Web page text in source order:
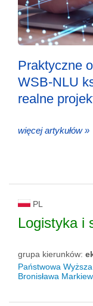
Praktyczne
WSB-NLU
realne
więcej artykułów »
PL
Logistyka i
grupa kierunków:
Państwowa
Bronisława